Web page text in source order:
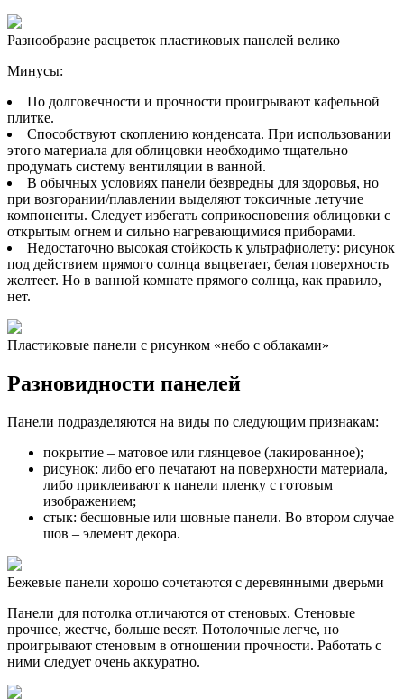
Разнообразие расцветок пластиковых панелей велико
Минусы:
По долговечности и прочности проигрывают кафельной
плитке.
Способствуют скоплению конденсата. При использовании
этого материала для облицовки необходимо тщательно
продумать систему вентиляции в ванной.
В обычных условиях панели безвредны для здоровья, но
при возгорании/плавлении выделяют токсичные летучие
компоненты. Следует избегать соприкосновения облицовки с
открытым огнем и сильно нагревающимися приборами.
Недостаточно высокая стойкость к ультрафиолету: рисунок
под действием прямого солнца выцветает, белая поверхность
желтеет. Но в ванной комнате прямого солнца, как правило,
нет.
Пластиковые панели с рисунком «небо с облаками»
Разновидности панелей
Панели подразделяются на виды по следующим признакам:
покрытие – матовое или глянцевое (лакированное);
рисунок: либо его печатают на поверхности материала,
либо приклеивают к панели пленку с готовым
изображением;
стык: бесшовные или шовные панели. Во втором случае
шов – элемент декора.
Бежевые панели хорошо сочетаются с деревянными дверьми
Панели для потолка отличаются от стеновых. Стеновые
прочнее, жестче, больше весят. Потолочные легче, но
проигрывают стеновым в отношении прочности. Работать с
ними следует очень аккуратно.